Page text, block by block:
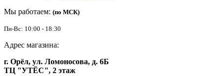
Мы работаем: (по МСК)
Пн-Вс: 10:00 - 18:30
Адрес магазина:
г. Орёл, ул. Ломоносова, д. 6Б
ТЦ "УТЁС", 2 этаж